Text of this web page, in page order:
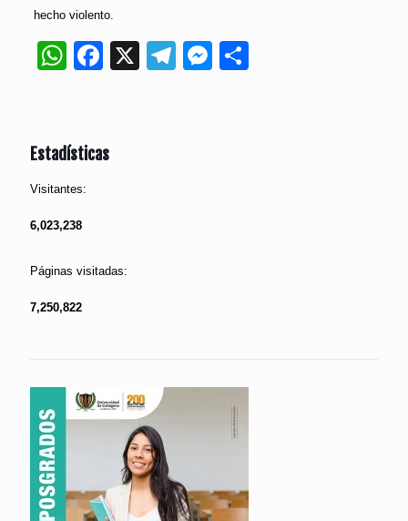
hecho violento.
WhatsApp
Facebook
X Telegram
Messenger
Estadísticas
Visitantes:
6,023,238
Páginas visitadas:
7,250,822